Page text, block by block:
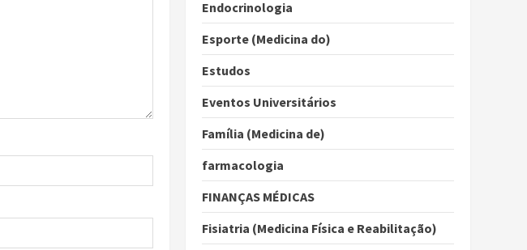
Endocrinologia
Esporte (Medicina do)
Estudos
Eventos Universitários
Família (Medicina de)
farmacologia
FINANÇAS MÉDICAS
Fisiatria (Medicina Física e Reabilitação)